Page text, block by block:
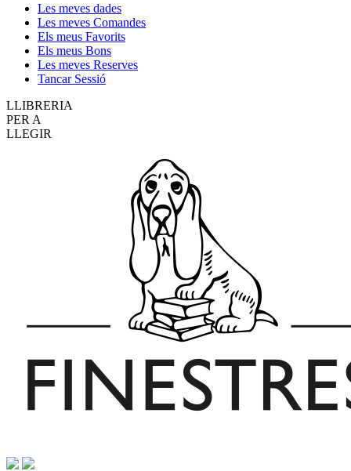
Les meves dades
Les meves Comandes
Els meus Favorits
Els meus Bons
Les meves Reserves
Tancar Sessió
LLIBRERIA
PER A
LLEGIR